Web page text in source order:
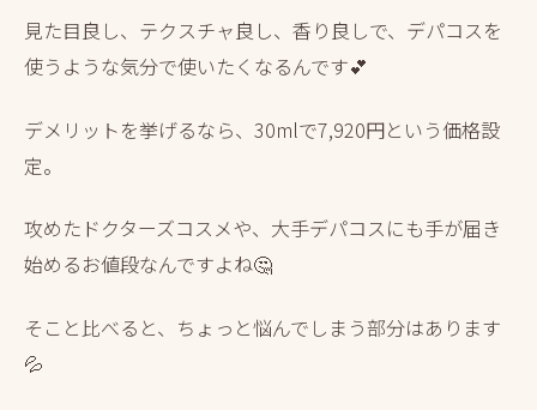
見た目良し、テクスチャ良し、香り良しで、デパコスを
使うような気分で使いたくなるんです💕
デメリットを挙げるなら、30mlで7,920円という価格設
定。
攻めたドクターズコスメや、大手デパコスにも手が届き
始めるお値段なんですよね🤔
そこと比べると、ちょっと悩んでしまう部分はあります
💦